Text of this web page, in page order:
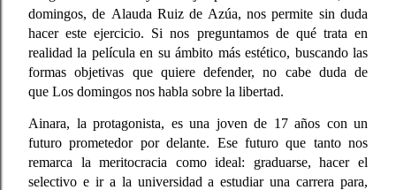
domingos, de Alauda Ruiz de Azúa, nos permite sin duda
hacer este ejercicio. Si nos preguntamos de qué trata en
realidad la película en su ámbito más estético, buscando las
formas objetivas que quiere defender, no cabe duda de
que Los domingos nos habla sobre la libertad.
Ainara, la protagonista, es una joven de 17 años con un
futuro prometedor por delante. Ese futuro que tanto nos
remarca la meritocracia como ideal: graduarse, hacer el
selectivo e ir a la universidad a estudiar una carrera para,